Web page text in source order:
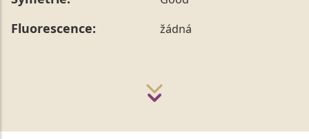
Fluorescence: žádná